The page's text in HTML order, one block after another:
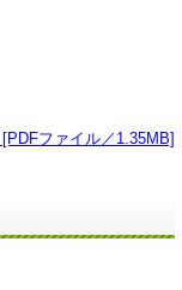
ファイル／1.35MB]